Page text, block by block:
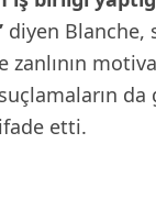
diyen Blanche,
zanlının
da
etti.